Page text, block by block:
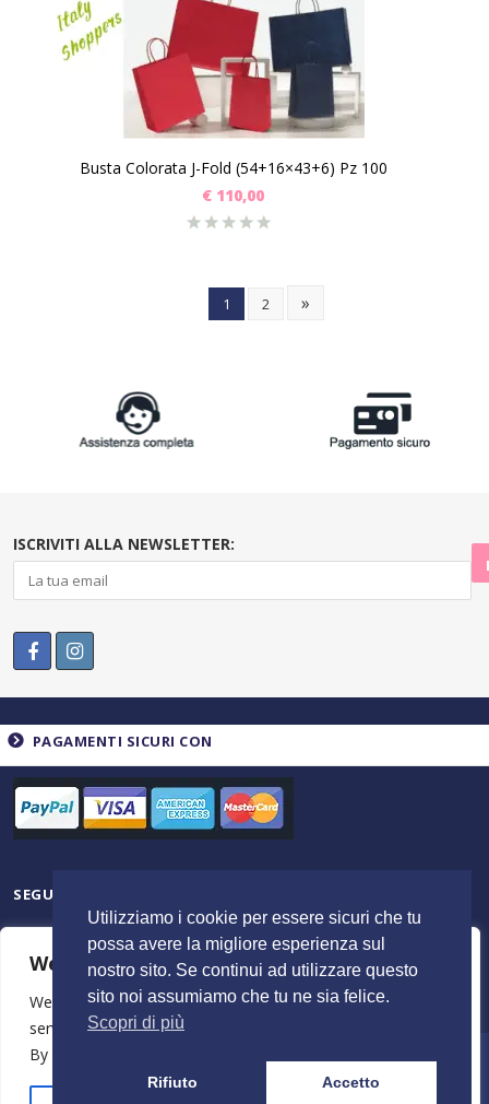
We value your privacy
We use cookies to enhance your browsing experience,
serve personalised ads or content, and analyse our traffic.
By clicking "Accept All", you consent to our use of cookies.
Busta Colorata J-Fold (54+16×43+6) Pz 100
€ 110,00
1 2 »
ISCRIVITI ALLA NEWSLETTER:
PAGAMENTI SICURI CON
SEGUICI SU
© 2023 ItalyShoppers - P.I 02720720602 | Credit byMimosaBlu
Utilizziamo i cookie per essere sicuri che tu
possa avere la migliore esperienza sul
nostro sito. Se continui ad utilizzare questo
sito noi assumiamo che tu ne sia felice.
Scopri di più
Rifiuto Accetto